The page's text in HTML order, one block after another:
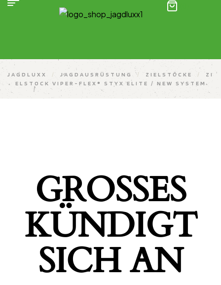
JAGDLUXX / JAGDAUSRÜSTUNG / ZIELSTÖCKE /
ZI
ELSTOCK VIPER-FLEX® STYX ELITE / NEW SYSTEM
GROSSES K
ÜNDIGT S
ICH AN